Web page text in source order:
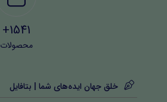
1541+
محصولات
خلق جهان ایده‌های شما | بتافایل